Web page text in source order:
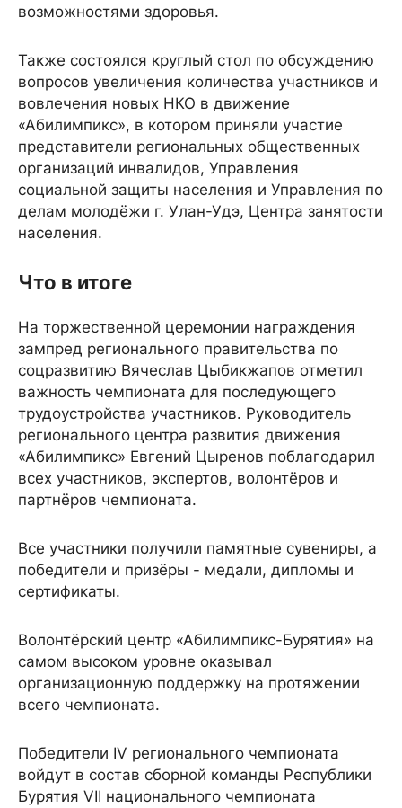
возможностями здоровья.
Также состоялся круглый стол по обсуждению
вопросов увеличения количества участников и
вовлечения новых НКО в движение
«Абилимпикс», в котором приняли участие
представители региональных общественных
организаций инвалидов, Управления
социальной защиты населения и Управления по
делам молодёжи г. Улан-Удэ, Центра занятости
населения.
Что в итоге
На торжественной церемонии награждения
зампред регионального правительства по
соцразвитию Вячеслав Цыбикжапов отметил
важность чемпионата для последующего
трудоустройства участников. Руководитель
регионального центра развития движения
«Абилимпикс» Евгений Цыренов поблагодарил
всех участников, экспертов, волонтёров и
партнёров чемпионата.
Все участники получили памятные сувениры, а
победители и призёры - медали, дипломы и
сертификаты.
Волонтёрский центр «Абилимпикс-Бурятия» на
самом высоком уровне оказывал
организационную поддержку на протяжении
всего чемпионата.
Победители IV регионального чемпионата
войдут в состав сборной команды Республики
Бурятия VII национального чемпионата